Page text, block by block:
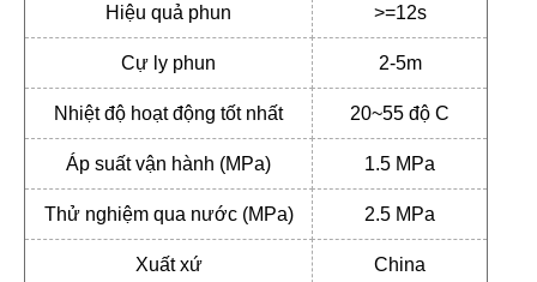
Hiệu quả phun >=12s
Cự ly phun 2-5m
Nhiệt độ hoạt động tốt nhất 20~55 độ C
Áp suất vận hành (MPa) 1.5 MPa
Thử nghiệm qua nước (MPa) 2.5 MPa
Xuất xứ China